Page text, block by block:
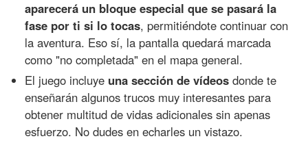
aparecerá un bloque especial que se pasará la
fase por ti si lo tocas, permitiéndote continuar con
la aventura. Eso sí, la pantalla quedará marcada
como "no completada" en el mapa general.
El juego incluye una sección de vídeos donde te
enseñarán algunos trucos muy interesantes para
obtener multitud de vidas adicionales sin apenas
esfuerzo. No dudes en echarles un vistazo.